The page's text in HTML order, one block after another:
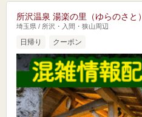
所沢温泉 湯楽の里（ゆらのさと）
埼玉県 / 所沢・入間・狭山周辺
日帰り クーポン